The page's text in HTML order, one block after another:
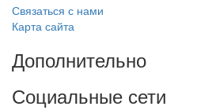
Связаться с нами
Карта сайта
Дополнительно
Социальные сети